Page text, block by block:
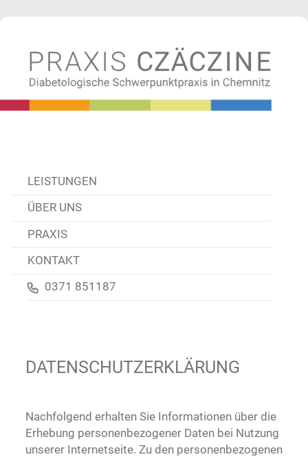
LEISTUNGEN
ÜBER UNS
PRAXIS
KONTAKT
0371 851187
DATENSCHUTZERKLÄRUNG
Nachfolgend erhalten Sie Informationen über die
Erhebung personenbezogener Daten bei Nutzung
unserer Internetseite. Zu den personenbezogenen